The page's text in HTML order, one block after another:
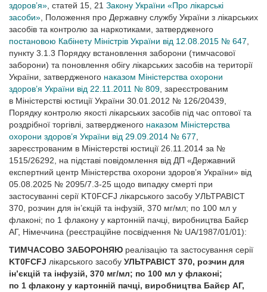
здоров’я» , статей 15, 21 Закону України «Про лікарські
засоби» , Положення про Державну службу України з лікарських
засобів та контролю за наркотиками, затвердженого
постановою Кабінету Міністрів України від 12.08.2015 № 647
пункту 3.1.3 Порядку встановлення заборони (тимчасової
заборони) та поновлення обігу лікарських засобів на території
України, затвердженого наказом Міністерства охорони
здоров’я України від 22.11.2011 № 809 , зареєстрованим
в Міністерстві юстиції України 30.01.2012 № 126/20439,
Порядку контролю якості лікарських засобів під час оптової та
роздрібної торгівлі, затвердженого наказом Міністерства
охорони здоров’я України від 29.09.2014 № 677
зареєстрованим в Міністерстві юстиції 26.11.2014 за №
1515/26292, на підставі повідомлення від ДП «Державний
експертний центр Міністерства охорони здоров’я України» від
05.08.2025 № 2095/7.3-25 щодо випадку смерті при
застосуванні серії KT0FCFJ лікарського засобу УЛЬТРАВІСТ
370, розчин для ін’єкцій та інфузій, 370 мг/мл; по 100 мл у
флаконі; по 1 флакону у картонній пачці, виробництва Байєр
АГ, Німеччина (реєстраційне посвідчення № UA/1987/01/01):
ТИМЧАСОВО ЗАБОРОНЯЮ реалізацію та застосування серії
KT0FCFJ лікарського засобу УЛЬТРАВІСТ 370, розчин для
ін’єкцій та інфузій, 370 мг/мл; по 100 мл у флаконі;
по 1 флакону у картонній пачці, виробництва Байєр АГ,